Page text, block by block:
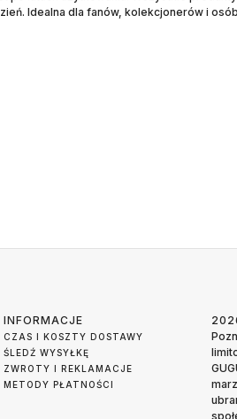
Idealna dla fanów, kolekcjonerów i
INFORMACJE
CZAS I KOSZTY DOSTAWY
ŚLEDŹ WYSYŁKĘ
ZWROTY I REKLAMACJE
METODY PŁATNOŚCI